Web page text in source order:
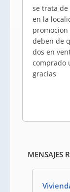
se trata
en la
deben de
dos en
comprado
gracias
MENSAJES